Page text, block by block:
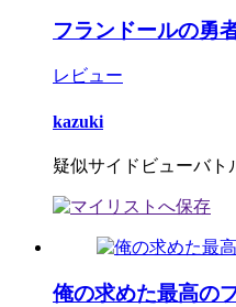
フランドールの勇
レビュー
kazuki
疑似サイドビューバト
俺の求めた最高の